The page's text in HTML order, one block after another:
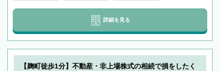
詳細を見る
【麹町徒歩1分】不動産・非上場株式の相続で損をしたく